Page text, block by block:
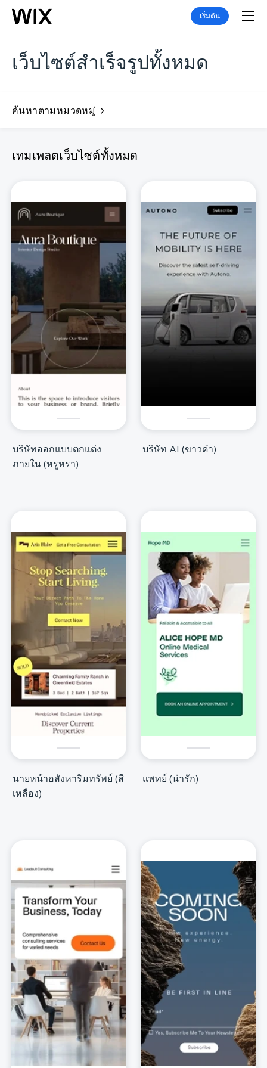
เริ่มต้น
เว็บไซต์สำเร็จรูปทั้งหมด
ค้นหาตามหมวดหมู่
เทมเพลตเว็บไซต์ทั้งหมด
บริษัทออกแบบตกแต่ง
ภายใน (หรูหรา)
บริษัท AI (ขาวดำ)
นายหน้าอสังหาริมทรัพย์ (สี
เหลือง)
แพทย์ (น่ารัก)